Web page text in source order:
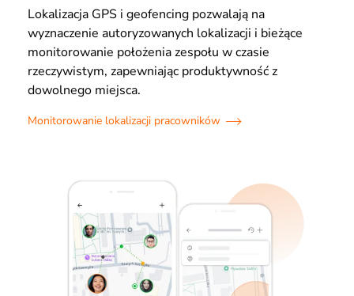
Lokalizacja GPS i geofencing pozwalają na
wyznaczenie autoryzowanych lokalizacji i bieżące
monitorowanie położenia zespołu w czasie
rzeczywistym, zapewniając produktywność z
dowolnego miejsca.
Monitorowanie lokalizacji pracowników